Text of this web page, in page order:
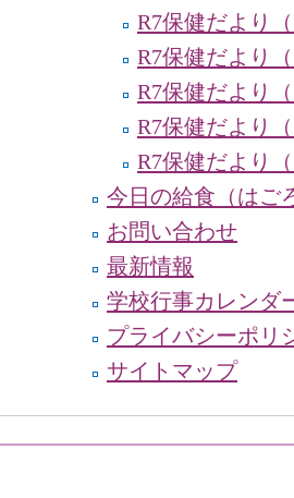
R7保健だより
R7保健だより
R7保健だより
R7保健だより
R7保健だより
今日の給食（はご
お問い合わせ
最新情報
学校行事カレンダ
プライバシーポリ
サイトマップ